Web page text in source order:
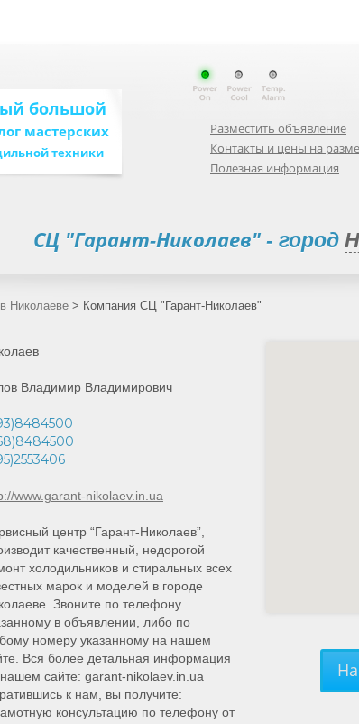
большой
мастерских
техники
Разместить объявление
Контакты и цены на
Полезная информация
СЦ "Гарант-Николаев"- город
Николаеве > Компания СЦ "Гарант-Николаев"
Владимир Владимирович
www.garant-nikolaev.in.ua
центр “Гарант-Николаев”,
качественный, недорогой
холодильников и стиральных всех
марок и моделей в городе
Звоните по телефону
в объявлении, либо по
номеру указанному на нашем
Вся более детальная информация
сайте: garant-nikolaev.in.ua
к нам, вы получите:
консультацию по телефону от